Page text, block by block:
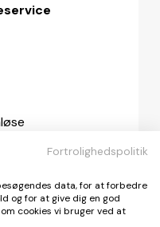
Fortrolighedspolitik
data, for at forbedre
og for at give dig en god
cookies vi bruger ved at